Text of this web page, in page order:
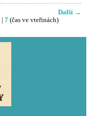
Další →
7(čas ve vteřinách)